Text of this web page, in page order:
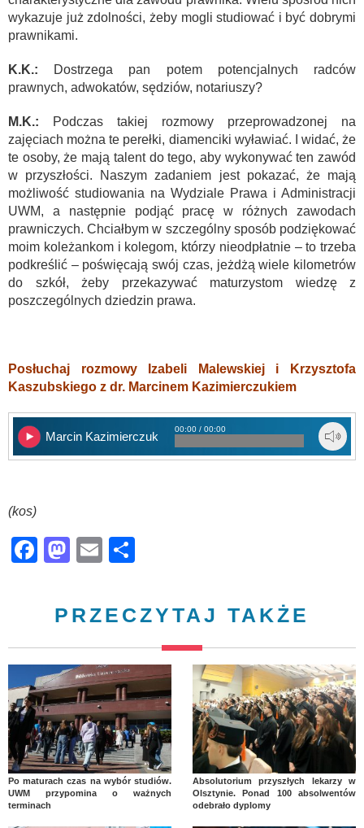
wykazuje już zdolności, żeby mogli studiować i być dobrymi
prawnikami.
K.K.: Dostrzega pan potem potencjalnych radców
prawnych, adwokatów, sędziów, notariuszy?
M.K.: Podczas takiej rozmowy przeprowadzonej na
zajęciach można te perełki, diamenciki wyławiać. I widać, że
te osoby, że mają talent do tego, aby wykonywać ten zawód
w przyszłości. Naszym zadaniem jest pokazać, że mają
możliwość studiowania na Wydziale Prawa i Administracji
UWM, a następnie podjąć pracę w różnych zawodach
prawniczych. Chciałbym w szczególny sposób podziękować
moim koleżankom i kolegom, którzy nieodpłatnie – to trzeba
podkreślić – poświęcają swój czas, jeżdżą wiele kilometrów
do szkół, żeby przekazywać maturzystom wiedzę z
poszczególnych dziedzin prawa.
Posłuchaj rozmowy Izabeli Malewskiej i Krzysztofa
Kaszubskiego z dr. Marcinem Kazimierczukiem
Marcin Kazimierczuk
00:00 / 00:00
(kos)
Facebook
Mastodon
Email
PRZECZYTAJ TAKŻE
Po maturach czas na wybór studiów.
UWM przypomina o ważnych
terminach
Absolutorium przyszłych lekarzy w
Olsztynie. Ponad 100 absolwentów
odebrało dyplomy